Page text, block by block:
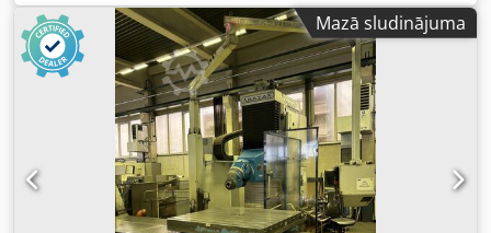
Nr.: M-980610 Vadības sistēma: Heidenhain TNC 426 X/Y/Z
gājiens: 2500/900/975 mm
Mazā sludinājuma